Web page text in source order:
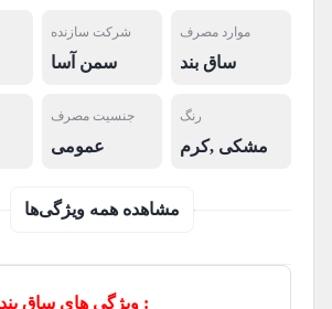
شرکت سازنده
سمن آسا
موارد مصرف
ساق بند
جنسیت مصرف
عمومی
رنگ
کرم, مشکی
مشاهده همه ویژگی‌ها
ویژگی های ساق بند پاک سمن :